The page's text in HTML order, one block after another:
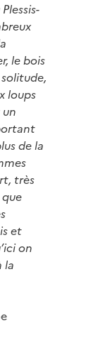
le bois
loups
un
de la
très
et
on
la